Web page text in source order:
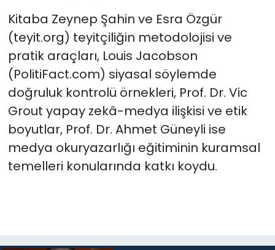
Kitaba Zeynep Şahin ve Esra Özgür
(teyit.org) teyitçiliğin metodolojisi ve
pratik araçları, Louis Jacobson
(PolitiFact.com) siyasal söylemde
doğruluk kontrolü örnekleri, Prof. Dr. Vic
Grout yapay zekâ-medya ilişkisi ve etik
boyutlar, Prof. Dr. Ahmet Güneyli ise
medya okuryazarlığı eğitiminin kuramsal
temelleri konularında katkı koydu.